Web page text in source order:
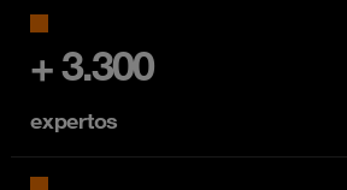
+ 3.300
expertos